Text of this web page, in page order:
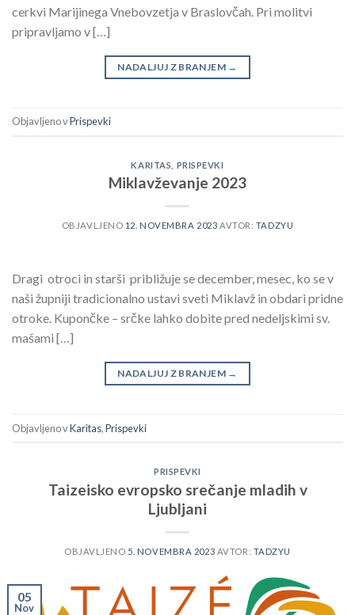
cerkvi Marijinega Vnebovzetja v Braslovčah. Pri molitvi
pripravljamo v […]
NADALJUJ Z BRANJEM →
Objavljeno vPrispevki
KARITAS PRISPEVKI
Miklavževanje 2023
OBJAVLJENO 12. NOVEMBRA 2023 AVTOR: TADZYU
Dragi otroci in starši približuje se december, mesec, ko se v
naši župniji tradicionalno ustavi sveti Miklavž in obdari pridne
otroke. Kupončke – srčke lahko dobite pred nedeljskimi sv.
mašami […]
NADALJUJ Z BRANJEM →
Objavljeno vKaritas,Prispevki
PRISPEVKI
Taizeisko evropsko srečanje mladih v
Ljubljani
OBJAVLJENO 5. NOVEMBRA 2023 AVTOR: TADZYU
05
Nov